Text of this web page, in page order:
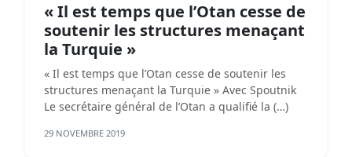
« Il est temps que l’Otan cesse de
soutenir les structures menaçant
la Turquie »
« Il est temps que l’Otan cesse de soutenir les
structures menaçant la Turquie » Avec Spoutnik
Le secrétaire général de l’Otan a qualifié la (…)
29 NOVEMBRE 2019